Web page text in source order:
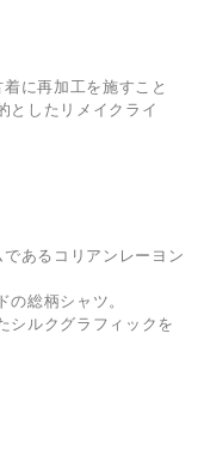
に再加工を施すこと
としたリメイクライ
あるコリアンレーヨン
総柄シャツ。
シルクグラフィックを